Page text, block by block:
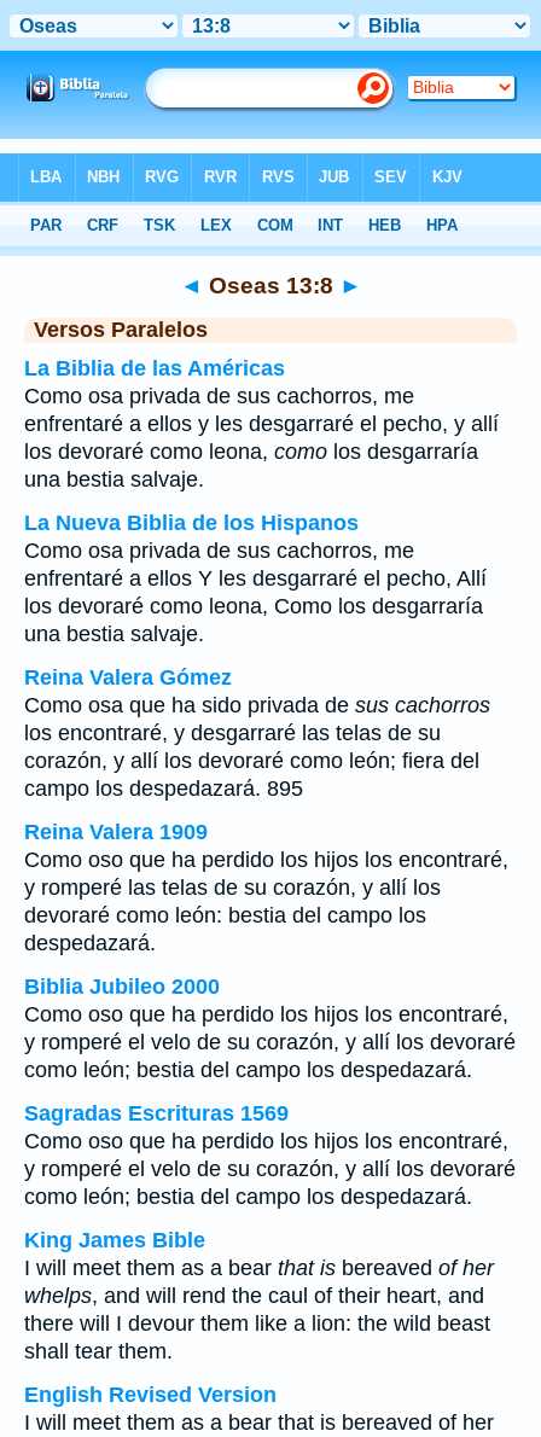
>Oseas> Capítulo 13 > Verso 8
◄ Oseas 13:8 ►
Versos Paralelos
La Biblia de las Américas
Como osa privada de sus cachorros, me
enfrentaré a ellos y les desgarraré el pecho, y allí
los devoraré como leona, como los desgarraría
una bestia salvaje.
La Nueva Biblia de los Hispanos
Como osa privada de sus cachorros, me
enfrentaré a ellos Y les desgarraré el pecho, Allí
los devoraré como leona, Como los desgarraría
una bestia salvaje.
Reina Valera Gómez
Como osa que ha sido privada de sus cachorros
los encontraré, y desgarraré las telas de su
corazón, y allí los devoraré como león; fiera del
campo los despedazará. 895
Reina Valera 1909
Como oso que ha perdido los hijos los encontraré,
y romperé las telas de su corazón, y allí los
devoraré como león: bestia del campo los
despedazará.
Biblia Jubileo 2000
Como oso que ha perdido los hijos los encontraré,
y romperé el velo de su corazón, y allí los devoraré
como león; bestia del campo los despedazará.
Sagradas Escrituras 1569
Como oso que ha perdido los hijos los encontraré,
y romperé el velo de su corazón, y allí los devoraré
como león; bestia del campo los despedazará.
King James Bible
I will meet them as a bear that is bereaved of her
whelps, and will rend the caul of their heart, and
there will I devour them like a lion: the wild beast
shall tear them.
English Revised Version
I will meet them as a bear that is bereaved of her